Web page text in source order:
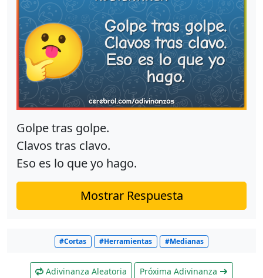
Golpe tras golpe.
Clavos tras clavo.
Eso es lo que yo hago.
Mostrar Respuesta
#Cortas #Herramientas #Medianas
Adivinanza Aleatoria Próxima Adivinanza